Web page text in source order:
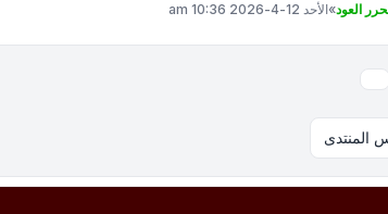
العود»الأحد 12-4-2026 10:36 am
خيارات العرض والترتيب
المنتدى